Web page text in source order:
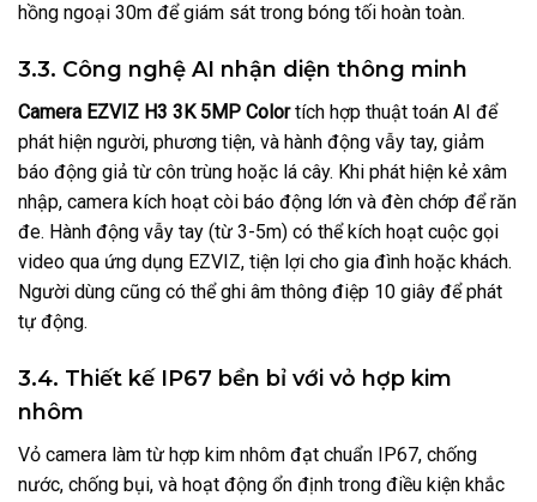
hồng ngoại 30m để giám sát trong bóng tối hoàn toàn.
3.3. Công nghệ AI nhận diện thông minh
Camera EZVIZ H3 3K 5MP Colortích hợp thuật toán AI để
phát hiện người, phương tiện, và hành động vẫy tay, giảm
báo động giả từ côn trùng hoặc lá cây. Khi phát hiện kẻ xâm
nhập, camera kích hoạt còi báo động lớn và đèn chớp để răn
đe. Hành động vẫy tay (từ 3-5m) có thể kích hoạt cuộc gọi
video qua ứng dụng EZVIZ, tiện lợi cho gia đình hoặc khách.
Người dùng cũng có thể ghi âm thông điệp 10 giây để phát
tự động.
3.4. Thiết kế IP67 bền bỉ với vỏ hợp kim
nhôm
Vỏ camera làm từ hợp kim nhôm đạt chuẩn IP67, chống
nước, chống bụi, và hoạt động ổn định trong điều kiện khắc